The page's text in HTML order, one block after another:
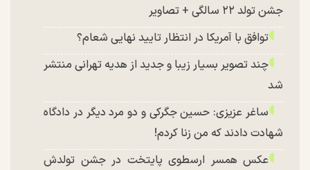
جشن تولد ۲۲ سالگی + تصاویر
توافق با آمریکا در انتظار تایید نهایی شعام؟
چند تصویر بسیار زیبا و جدید از هدیه تهرانی منتشر
شد
ساغر عزیزی: حسین جگرکی و دو مرد دیگر در دادگاه
شهادت دادند که من زنا کردم!
عکس همسر ارسطوی پایتخت در جشن تولدش